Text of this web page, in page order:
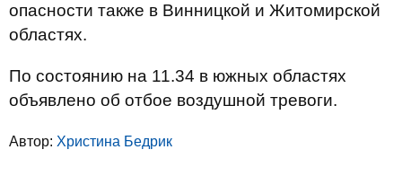
опасности также в Винницкой и Житомирской
областях.
По состоянию на 11.34 в южных областях
объявлено об отбое воздушной тревоги.
Автор: Христина Бедрик